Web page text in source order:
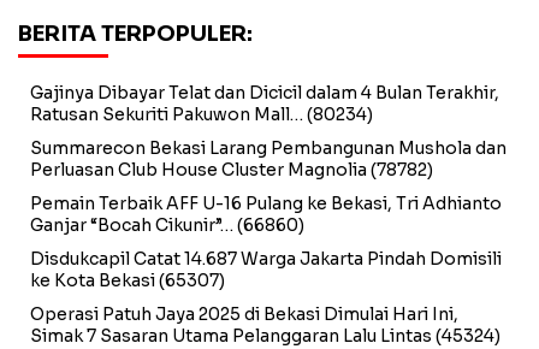
BERITA TERPOPULER:
Gajinya Dibayar Telat dan Dicicil dalam 4 Bulan Terakhir,
Ratusan Sekuriti Pakuwon Mall… (80234)
Summarecon Bekasi Larang Pembangunan Mushola dan
Perluasan Club House Cluster Magnolia (78782)
Pemain Terbaik AFF U-16 Pulang ke Bekasi, Tri Adhianto
Ganjar “Bocah Cikunir”… (66860)
Disdukcapil Catat 14.687 Warga Jakarta Pindah Domisili
ke Kota Bekasi(65307)
Operasi Patuh Jaya 2025 di Bekasi Dimulai Hari Ini,
Simak 7 Sasaran Utama Pelanggaran Lalu Lintas (45324)